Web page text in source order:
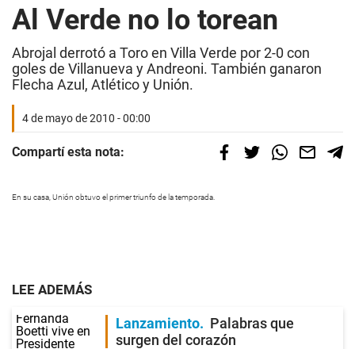
Al Verde no lo torean
Abrojal derrotó a Toro en Villa Verde por 2-0 con
goles de Villanueva y Andreoni. También ganaron
Flecha Azul, Atlético y Unión.
4 de mayo de 2010 - 00:00
Compartí esta nota:
En su casa, Unión obtuvo el primer triunfo de la temporada.
LEE ADEMÁS
Lanzamiento
Palabras que
surgen del corazón